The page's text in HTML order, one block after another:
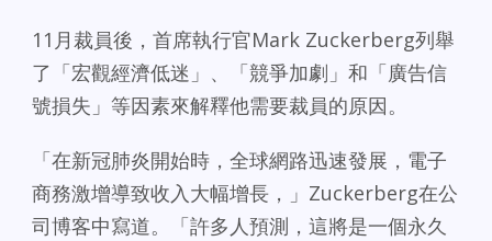
11月裁員後，首席執行官Mark Zuckerberg列舉
了「宏觀經濟低迷」、「競爭加劇」和「廣告信
號損失」等因素來解釋他需要裁員的原因。
「在新冠肺炎開始時，全球網路迅速發展，電子
商務激增導致收入大幅增長，」Zuckerberg在公
司博客中寫道。「許多人預測，這將是一個永久